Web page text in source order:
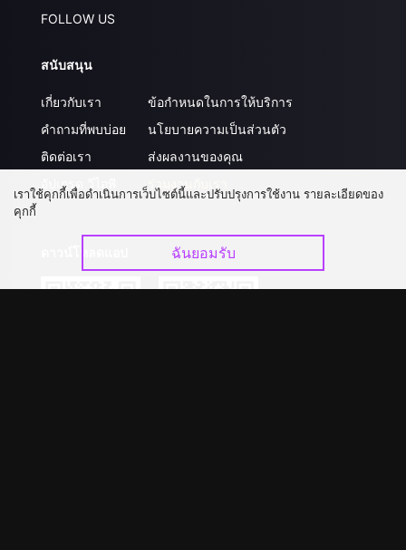
FOLLOW US
สนับสนุน
เกี่ยวกับเรา
คำถามที่พบบ่อย
ติดต่อเรา
อัปเกรด วีไอพี
ข้อกำหนดในการให้บริการ
นโยบายความเป็นส่วนตัว
ส่งผลงานของคุณ
ร่วมงานกับเรา
เราใช้คุกกี้เพื่อดำเนินการเว็บไซต์นี้และปรับปรุงการใช้งาน รายละเอียดของ
คุกกี้
ฉันยอมรับ